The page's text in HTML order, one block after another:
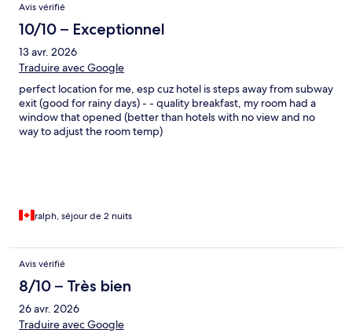
Avis vérifié
10/10 – Exceptionnel
13 avr. 2026
Traduire avec Google
perfect location for me, esp cuz hotel is steps away from subway
exit (good for rainy days) - - quality breakfast, my room had a
window that opened (better than hotels with no view and no
way to adjust the room temp)
ralph, séjour de 2 nuits
Avis vérifié
8/10 – Très bien
26 avr. 2026
Traduire avec Google